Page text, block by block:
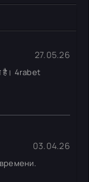
27.05.26
है। 4rabet
03.04.26